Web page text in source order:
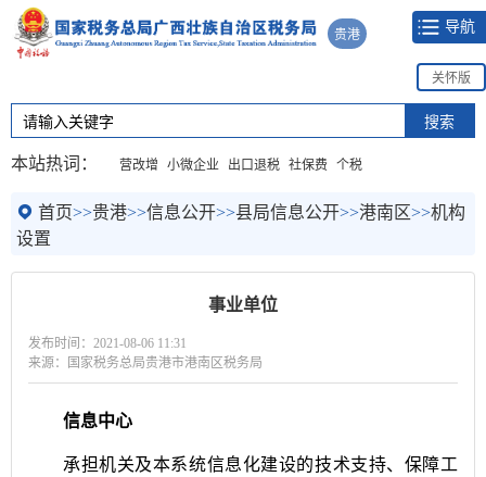
贵港
导航
关怀版
本站热词： 营改增 小微企业 出口退税 社保费 个税
首页>>贵港>>信息公开>>县局信息公开>>港南区>>机构
设置
事业单位
发布时间：2021-08-06 11:31
来源：国家税务总局贵港市港南区税务局
信息中心
承担机关及本系统信息化建设的技术支持、保障工